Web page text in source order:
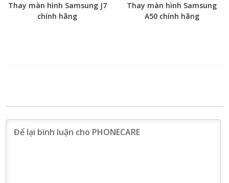
Thay màn hình Samsung J7
chính hãng
Thay màn hình Samsung
A50 chính hãng